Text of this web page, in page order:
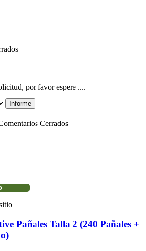
por favor espere ....
Cerrados
Pañales Talla 2 (240 Pañales +